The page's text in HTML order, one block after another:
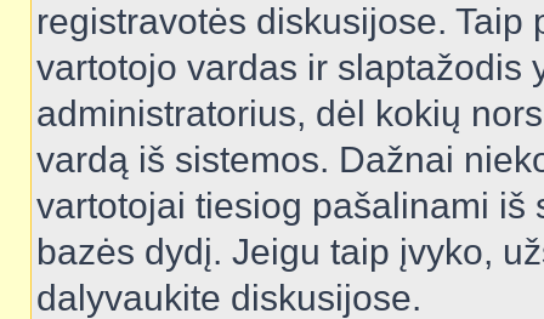
registravotės diskusijose.
vartotojo vardas ir slaptažodis
administratorius, dėl kokių
vardą iš sistemos. Dažnai
vartotojai tiesiog pašalinami iš
bazės dydį. Jeigu taip įvyko,
dalyvaukite diskusijose.